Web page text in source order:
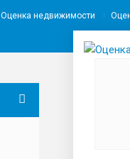
Оценка недвижимости